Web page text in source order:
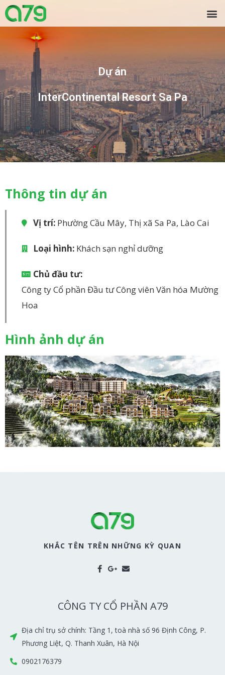
Dự án
InterContinental Resort Sa Pa
Thông tin dự án
Vị trí: Phường Cầu Mây, Thị xã Sa Pa, Lào Cai
Loại hình: Khách sạn nghỉ dưỡng
Chủ đầu tư:
Công ty Cổ phần Đầu tư Công viên Văn hóa Mường
Hoa
Hình ảnh dự án
KHẮC TÊN TRÊN NHỮNG KỲ QUAN
CÔNG TY CỔ PHẦN A79
Địa chỉ trụ sở chính: Tầng 1, toà nhà số 96 Định Công, P.
Phương Liệt, Q. Thanh Xuân, Hà Nội
0902176379